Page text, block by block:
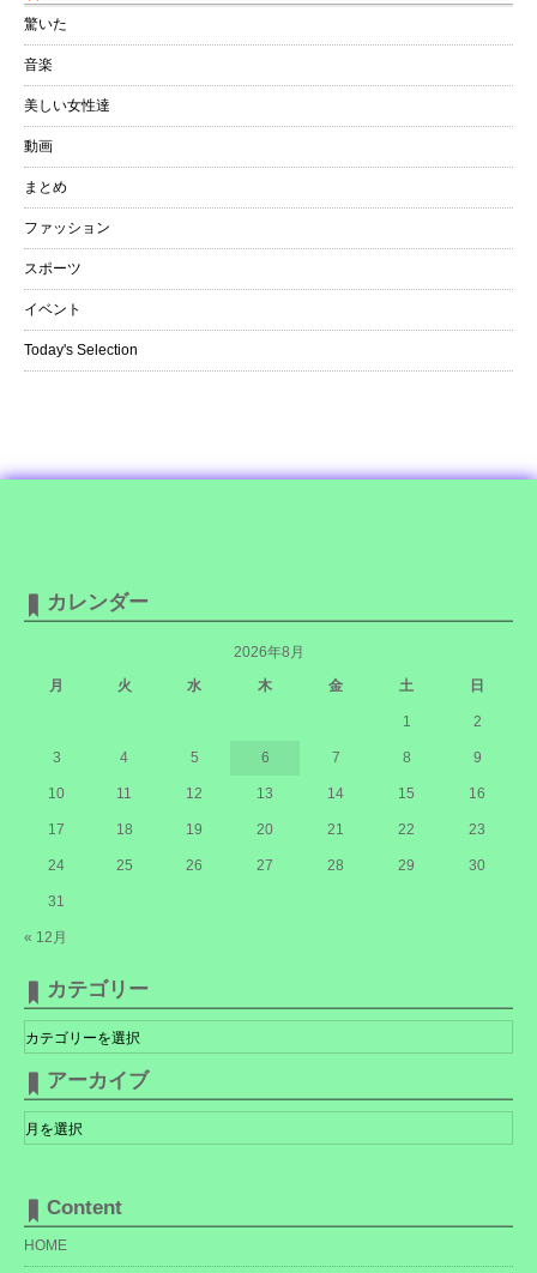
驚いた
音楽
美しい女性達
動画
まとめ
ファッション
スポーツ
イベント
Today's Selection
カレンダー
2026年8月
月
火 水 木 金 土 日
« 12月
1 2
3 4 5 6 7 8 9
10 11 12 13 14 15 16
17 18 19 20 21 22 23
24 25 26 27 28 29 30
31
カテゴリー
テ
ゴ
リ
ー
アーカイブ
ー
カ
Content
HOME